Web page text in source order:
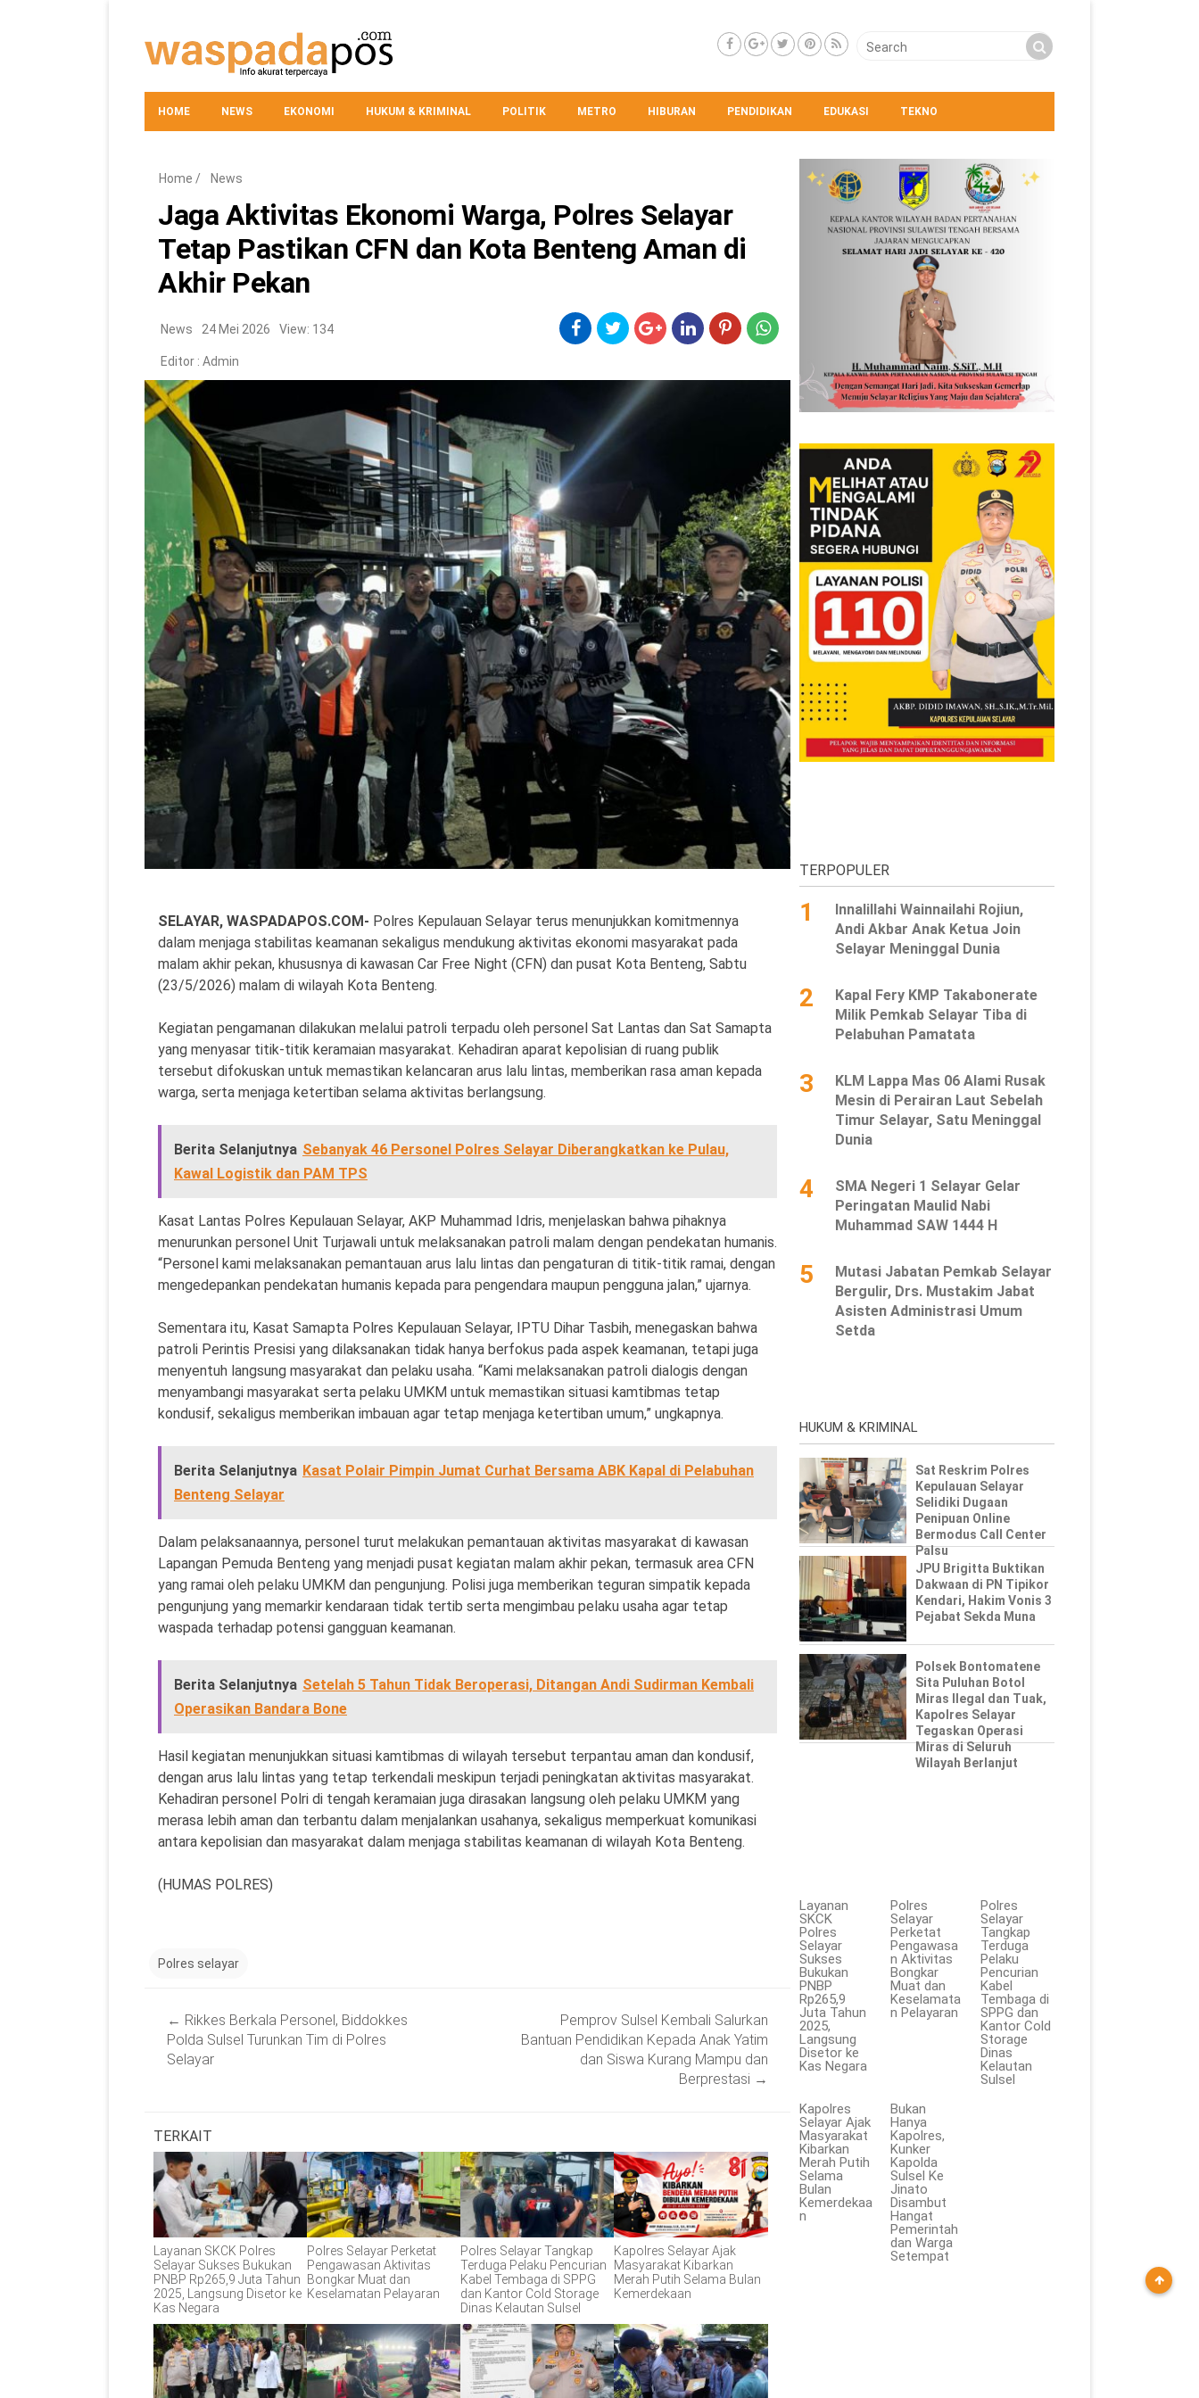
HOME NEWS EKONOMI HUKUM & KRIMINAL POLITIK METRO HIBURAN PENDIDIKAN EDUKASI TEKNO
Home / News
Jaga Aktivitas Ekonomi Warga, Polres Selayar
Tetap Pastikan CFN dan Kota Benteng Aman di
Akhir Pekan
News 24 Mei 2026 View: 134
Editor : Admin
SELAYAR, WASPADAPOS.COM- Polres Kepulauan Selayar terus menunjukkan komitmennya
dalam menjaga stabilitas keamanan sekaligus mendukung aktivitas ekonomi masyarakat pada
malam akhir pekan, khususnya di kawasan Car Free Night (CFN) dan pusat Kota Benteng, Sabtu
(23/5/2026) malam di wilayah Kota Benteng.
Kegiatan pengamanan dilakukan melalui patroli terpadu oleh personel Sat Lantas dan Sat Samapta
yang menyasar titik-titik keramaian masyarakat. Kehadiran aparat kepolisian di ruang publik
tersebut difokuskan untuk memastikan kelancaran arus lalu lintas, memberikan rasa aman kepada
warga, serta menjaga ketertiban selama aktivitas berlangsung.
Berita Selanjutnya Sebanyak 46 Personel Polres Selayar Diberangkatkan ke Pulau,
Kawal Logistik dan PAM TPS
Kasat Lantas Polres Kepulauan Selayar, AKP Muhammad Idris, menjelaskan bahwa pihaknya
menurunkan personel Unit Turjawali untuk melaksanakan patroli malam dengan pendekatan humanis.
“Personel kami melaksanakan pemantauan arus lalu lintas dan pengaturan di titik-titik ramai, dengan
mengedepankan pendekatan humanis kepada para pengendara maupun pengguna jalan,” ujarnya.
Sementara itu, Kasat Samapta Polres Kepulauan Selayar, IPTU Dihar Tasbih, menegaskan bahwa
patroli Perintis Presisi yang dilaksanakan tidak hanya berfokus pada aspek keamanan, tetapi juga
menyentuh langsung masyarakat dan pelaku usaha. “Kami melaksanakan patroli dialogis dengan
menyambangi masyarakat serta pelaku UMKM untuk memastikan situasi kamtibmas tetap
kondusif, sekaligus memberikan imbauan agar tetap menjaga ketertiban umum,” ungkapnya.
Berita Selanjutnya Kasat Polair Pimpin Jumat Curhat Bersama ABK Kapal di Pelabuhan
Benteng Selayar
Dalam pelaksanaannya, personel turut melakukan pemantauan aktivitas masyarakat di kawasan
Lapangan Pemuda Benteng yang menjadi pusat kegiatan malam akhir pekan, termasuk area CFN
yang ramai oleh pelaku UMKM dan pengunjung. Polisi juga memberikan teguran simpatik kepada
pengunjung yang memarkir kendaraan tidak tertib serta mengimbau pelaku usaha agar tetap
waspada terhadap potensi gangguan keamanan.
Berita Selanjutnya Setelah 5 Tahun Tidak Beroperasi, Ditangan Andi Sudirman Kembali
Operasikan Bandara Bone
Hasil kegiatan menunjukkan situasi kamtibmas di wilayah tersebut terpantau aman dan kondusif,
dengan arus lalu lintas yang tetap terkendali meskipun terjadi peningkatan aktivitas masyarakat.
Kehadiran personel Polri di tengah keramaian juga dirasakan langsung oleh pelaku UMKM yang
merasa lebih aman dan terbantu dalam menjalankan usahanya, sekaligus memperkuat komunikasi
antara kepolisian dan masyarakat dalam menjaga stabilitas keamanan di wilayah Kota Benteng.
(HUMAS POLRES)
Polres selayar
navigation
← Rikkes Berkala Personel, Biddokkes
Polda Sulsel Turunkan Tim di Polres
Selayar
Pemprov Sulsel Kembali Salurkan
Bantuan Pendidikan Kepada Anak Yatim
dan Siswa Kurang Mampu dan
Berprestasi →
TERKAIT
Layanan SKCK Polres
Selayar Sukses Bukukan
PNBP Rp265,9 Juta Tahun
2025, Langsung Disetor ke
Kas Negara
Polres Selayar Perketat
Pengawasan Aktivitas
Bongkar Muat dan
Keselamatan Pelayaran
Polres Selayar Tangkap
Terduga Pelaku Pencurian
Kabel Tembaga di SPPG
dan Kantor Cold Storage
Dinas Kelautan Sulsel
Kapolres Selayar Ajak
Masyarakat Kibarkan
Merah Putih Selama Bulan
Kemerdekaan
TERPOPULER
1
Innalillahi Wainnailahi Rojiun,
Andi Akbar Anak Ketua Join
Selayar Meninggal Dunia
2
Kapal Fery KMP Takabonerate
Milik Pemkab Selayar Tiba di
Pelabuhan Pamatata
3
KLM Lappa Mas 06 Alami Rusak
Mesin di Perairan Laut Sebelah
Timur Selayar, Satu Meninggal
Dunia
4
SMA Negeri 1 Selayar Gelar
Peringatan Maulid Nabi
Muhammad SAW 1444 H
5
Mutasi Jabatan Pemkab Selayar
Bergulir, Drs. Mustakim Jabat
Asisten Administrasi Umum
Setda
HUKUM & KRIMINAL
Sat Reskrim Polres
Kepulauan Selayar
Selidiki Dugaan
Penipuan Online
Bermodus Call Center
Palsu
JPU Brigitta Buktikan
Dakwaan di PN Tipikor
Kendari, Hakim Vonis 3
Pejabat Sekda Muna
Polsek Bontomatene
Sita Puluhan Botol
Miras Ilegal dan Tuak,
Kapolres Selayar
Tegaskan Operasi
Miras di Seluruh
Wilayah Berlanjut
Layanan
SKCK
Polres
Selayar
Sukses
Bukukan
PNBP
Rp265,9
Juta Tahun
2025,
Langsung
Disetor ke
Kas Negara
Polres
Selayar
Perketat
Pengawasa
n Aktivitas
Bongkar
Muat dan
Keselamata
n Pelayaran
Polres
Selayar
Tangkap
Terduga
Pelaku
Pencurian
Kabel
Tembaga di
SPPG dan
Kantor Cold
Storage
Dinas
Kelautan
Sulsel
Kapolres
Selayar Ajak
Masyarakat
Kibarkan
Merah Putih
Selama
Bulan
Kemerdekaa
n
Bukan
Hanya
Kapolres,
Kunker
Kapolda
Sulsel Ke
Jinato
Disambut
Hangat
Pemerintah
dan Warga
Setempat